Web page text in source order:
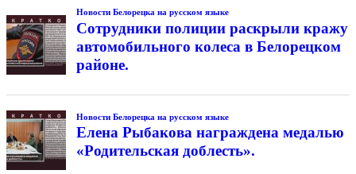
Новости Белорецка на русском языке
Сотрудники полиции раскрыли кражу
автомобильного колеса в Белорецком
районе.
Новости Белорецка на русском языке
Елена Рыбакова награждена медалью
«Родительская доблесть».